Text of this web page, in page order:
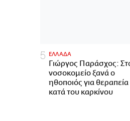
ΕΛΛΑΔΑ
Γιώργος Παράσχος:
νοσοκομείο ξανά ο
ηθοποιός για θεραπεία
κατά του καρκίνου